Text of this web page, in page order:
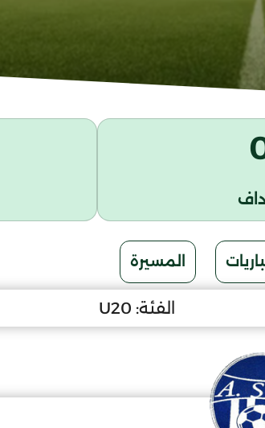
المسيرة
الفئة: U20